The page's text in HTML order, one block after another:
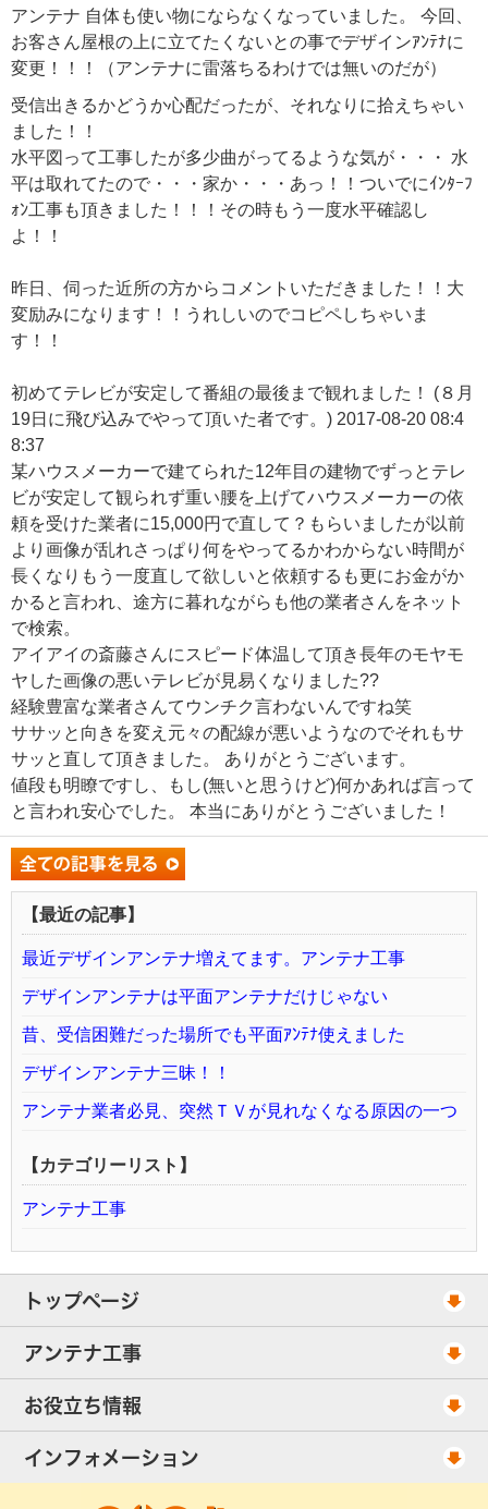
アンテナ 自体も使い物にならなくなっていました。 今回、
お客さん屋根の上に立てたくないとの事でデザインｱﾝﾃﾅに
変更！！！（アンテナに雷落ちるわけでは無いのだが）
受信出きるかどうか心配だったが、それなりに拾えちゃい
ました！！
水平図って工事したが多少曲がってるような気が・・・ 水
平は取れてたので・・・家か・・・あっ！！ついでにｲﾝﾀｰﾌ
ｫﾝ工事も頂きました！！！その時もう一度水平確認し
よ！！
昨日、伺った近所の方からコメントいただきました！！大
変励みになります！！うれしいのでコピペしちゃいま
す！！
初めてテレビが安定して番組の最後まで観れました！ (８月
19日に飛び込みでやって頂いた者です。) 2017-08-20 08:4
8:37
某ハウスメーカーで建てられた12年目の建物でずっとテレ
ビが安定して観られず重い腰を上げてハウスメーカーの依
頼を受けた業者に15,000円で直して？もらいましたが以前
より画像が乱れさっぱり何をやってるかわからない時間が
長くなりもう一度直して欲しいと依頼するも更にお金がか
かると言われ、途方に暮れながらも他の業者さんをネット
で検索。
アイアイの斎藤さんにスピード体温して頂き長年のモヤモ
ヤした画像の悪いテレビが見易くなりました??
経験豊富な業者さんてウンチク言わないんですね笑
ササッと向きを変え元々の配線が悪いようなのでそれもサ
サッと直して頂きました。 ありがとうございます。
値段も明瞭ですし、もし(無いと思うけど)何かあれば言って
と言われ安心でした。 本当にありがとうございました！
【最近の記事】
最近デザインアンテナ増えてます。アンテナ工事
デザインアンテナは平面アンテナだけじゃない
昔、受信困難だった場所でも平面ｱﾝﾃﾅ使えました
デザインアンテナ三昧！！
アンテナ業者必見、突然ＴＶが見れなくなる原因の一つ
【カテゴリーリスト】
アンテナ工事
トップページ
工事スケジュール
当社が選ばれる理由
出張エリア
アンテナ工事
アンテナ工事・料金
UHFアンテナ工事・料金
お役立ち情報
ご相談事例
アンテナの種類
インフォメーション